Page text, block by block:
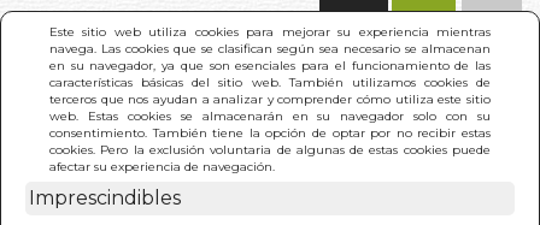
Este sitio web utiliza cookies para mejorar su experiencia mientras
navega. Las cookies que se clasifican según sea necesario se almacenan
en su navegador, ya que son esenciales para el funcionamiento de las
características básicas del sitio web. También utilizamos cookies de
terceros que nos ayudan a analizar y comprender cómo utiliza este sitio
web. Estas cookies se almacenarán en su navegador solo con su
consentimiento. También tiene la opción de optar por no recibir estas
cookies. Pero la exclusión voluntaria de algunas de estas cookies puede
afectar su experiencia de navegación.
Imprescindibles
INICIO >